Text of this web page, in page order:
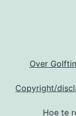
Over
Copyright/
Hoe te